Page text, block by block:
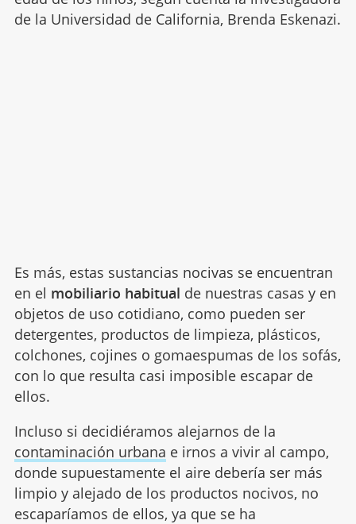
de la Universidad de California, Brenda Eskenazi.
Es más, estas sustancias nocivas se encuentran
en el mobiliario habitual de nuestras casas y en
objetos de uso cotidiano, como pueden ser
detergentes, productos de limpieza, plásticos,
colchones, cojines o gomaespumas de los sofás,
con lo que resulta casi imposible escapar de
ellos.
Incluso si decidiéramos alejarnos de la
contaminación urbana e irnos a vivir al campo,
donde supuestamente el aire debería ser más
limpio y alejado de los productos nocivos, no
escaparíamos de ellos, ya que se ha